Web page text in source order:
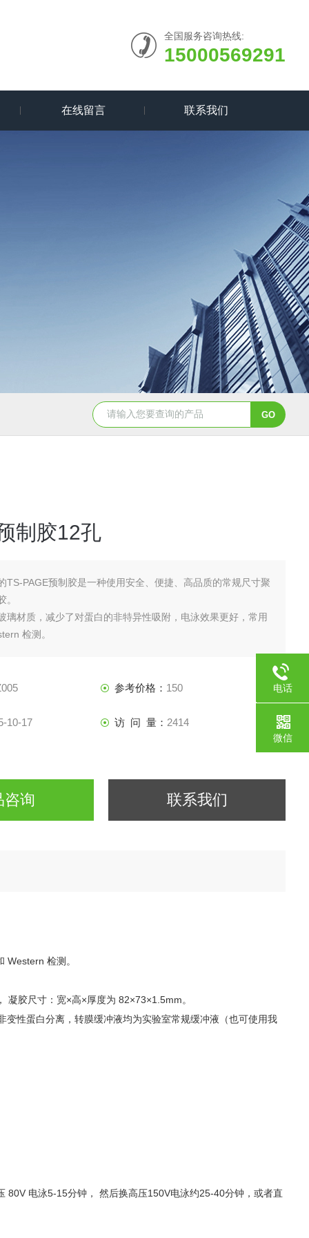
全国服务咨询热线:
15000569291
在线留言 联系我们
PC0310鸡卵清白蛋白（80%，BR） KD1096乙酰化牛血清白
制胶12孔
TS-PAGE预制胶是一种使用安全、便捷、高品质的常规尺寸聚
。
璃材质，减少了对蛋白的非特异性吸附，电泳效果更好，常用
检测。
参考价格： 150
10-17 访 问 量： 2414
咨询 联系我们
Western 检测。
胶尺寸：宽×高×厚度为 82×73×1.5mm。
性蛋白分离，转膜缓冲液均为实验室常规缓冲液（也可使用我
80V 电泳5-15分钟， 然后换高压150V电泳约25-40分钟，或者直
电话
微信